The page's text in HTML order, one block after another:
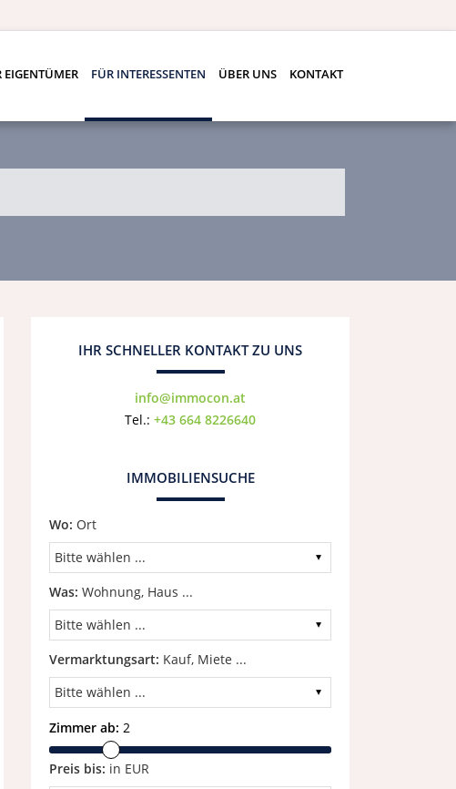
EIGENTÜMER FÜR INTERESSENTEN ÜBER UNS KONTAKT
IHR SCHNELLER KONTAKT ZU UNS
info@immocon.at
Tel.: +43 664 8226640
IMMOBILIENSUCHE
Wo: Ort
Was: Wohnung, Haus ...
Vermarktungsart: Kauf, Miete ...
Zimmer ab: 2
Preis bis: in EUR